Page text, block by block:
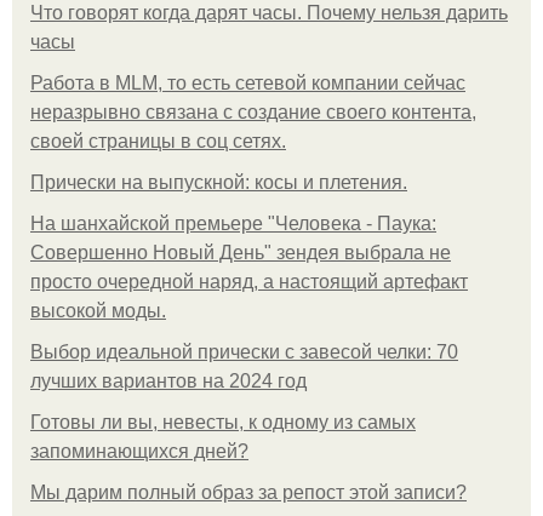
Что говорят когда дарят часы. Почему нельзя дарить
часы
Работа в MLM, то есть сетевой компании сейчас
неразрывно связана с создание своего контента,
своей страницы в соц сетях.
Прически на выпускной: косы и плетения.
На шанхайской премьере "Человека - Паука:
Совершенно Новый День" зендея выбрала не
просто очередной наряд, а настоящий артефакт
высокой моды.
Выбор идеальной прически с завесой челки: 70
лучших вариантов на 2024 год
Готовы ли вы, невесты, к одному из самых
запоминающихся дней?
Мы дарим полный образ за репост этой записи?